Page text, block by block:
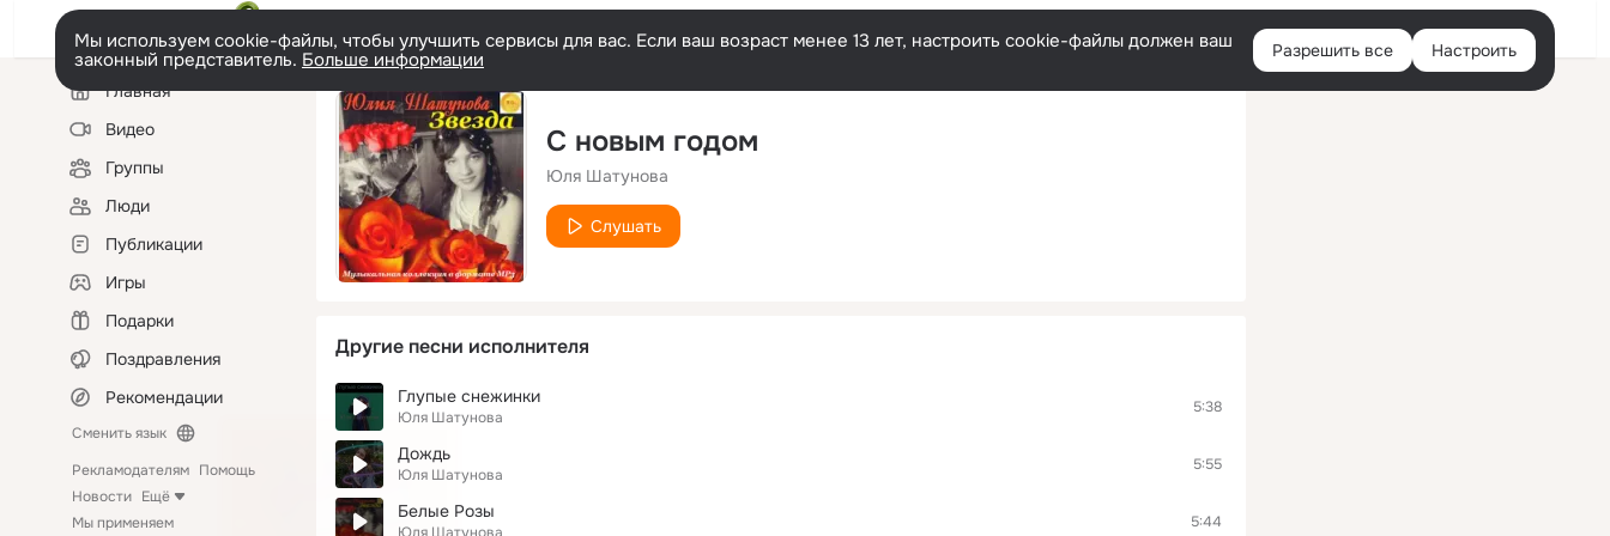
Войти
Мы используем cookie-файлы, чтобы улучшить сервисы для вас. Если ваш возраст менее 13 лет, настроить cookie-файлы должен ваш
законный представитель. Больше информации Разрешить все Настроить
Левая
колонкаГлавная
Видео
Группы
Люди
Публикации
Игры
Подарки
Поздравления
Рекомендации
Сменить язык
Рекламодателям Помощь
Новости Ещё
Мы применяем
С новым годом
Юля Шатунова
Слушать
Другие песни исполнителя
Глупые снежинки
Юля Шатунова
5:38
Дождь
Юля Шатунова
5:55
Белые Розы 5:44